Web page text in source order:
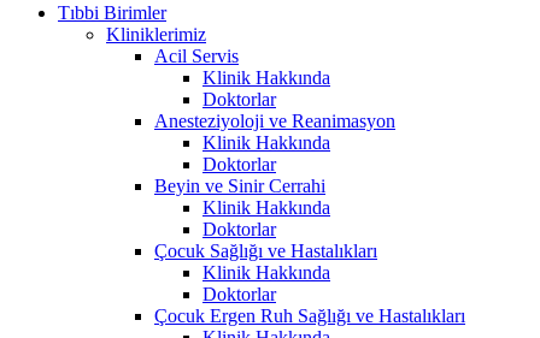
Tıbbi Birimler
Kliniklerimiz
Acil Servis
Klinik Hakkında
Doktorlar
Anesteziyoloji ve Reanimasyon
Klinik Hakkında
Doktorlar
Beyin ve Sinir Cerrahi
Klinik Hakkında
Doktorlar
Çocuk Sağlığı ve Hastalıkları
Klinik Hakkında
Doktorlar
Çocuk Ergen Ruh Sağlığı ve Hastalıkları